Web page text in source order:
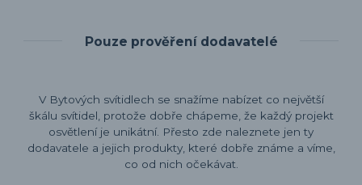
Pouze prověření dodavatelé
V Bytových svítidlech se snažíme nabízet co největší
škálu svítidel, protože dobře chápeme, že každý projekt
osvětlení je unikátní. Přesto zde naleznete jen ty
dodavatele a jejich produkty, které dobře známe a víme,
co od nich očekávat.